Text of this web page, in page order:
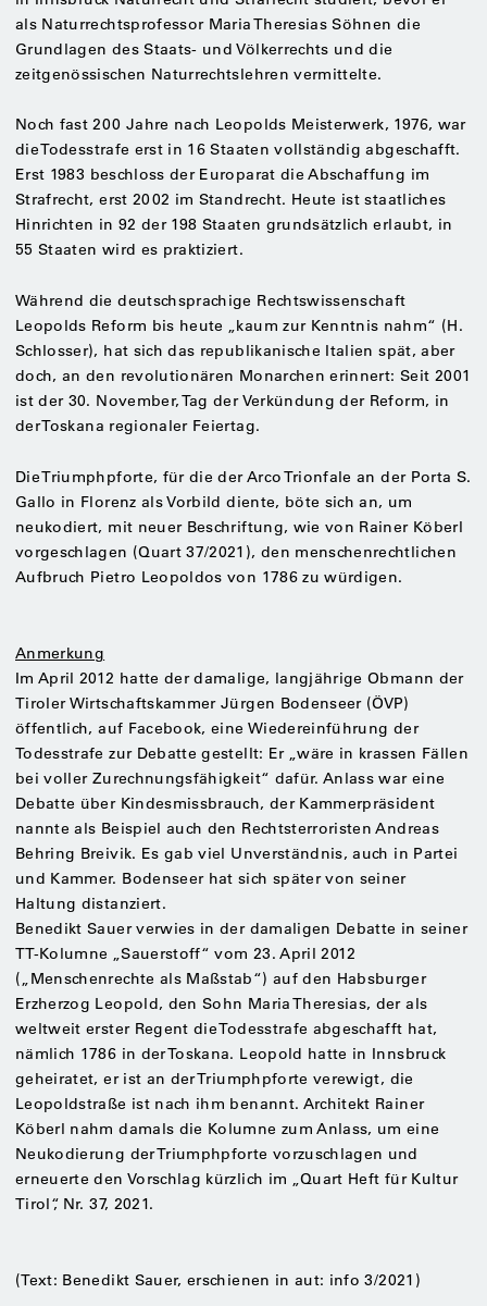
als Naturrechtsprofessor Maria Theresias Söhnen die
Grundlagen des Staats- und Völkerrechts und die
zeitgenössischen Naturrechtslehren vermittelte.
Noch fast 200 Jahre nach Leopolds Meisterwerk, 1976, war
die Todesstrafe erst in 16 Staaten vollständig abgeschafft.
Erst 1983 beschloss der Europarat die Abschaffung im
Strafrecht, erst 2002 im Standrecht. Heute ist staatliches
Hinrichten in 92 der 198 Staaten grundsätzlich erlaubt, in
55 Staaten wird es praktiziert.
Während die deutschsprachige Rechtswissenschaft
Leopolds Reform bis heute „kaum zur Kenntnis nahm“ (H.
Schlosser), hat sich das republikanische Italien spät, aber
doch, an den revolutionären Monarchen erinnert: Seit 2001
ist der 30. November, Tag der Verkündung der Reform, in
der Toskana regionaler Feiertag.
Die Triumphpforte, für die der Arco Trionfale an der Porta S.
Gallo in Florenz als Vorbild diente, böte sich an, um
neukodiert, mit neuer Beschriftung, wie von Rainer Köberl
vorgeschlagen (Quart 37/2021), den menschenrechtlichen
Aufbruch Pietro Leopoldos von 1786 zu würdigen.
Anmerkung
Im April 2012 hatte der damalige, langjährige Obmann der
Tiroler Wirtschaftskammer Jürgen Bodenseer (ÖVP)
öffentlich, auf Facebook, eine Wiedereinführung der
Todesstrafe zur Debatte gestellt: Er „wäre in krassen Fällen
bei voller Zurechnungsfähigkeit“ dafür. Anlass war eine
Debatte über Kindesmissbrauch, der Kammerpräsident
nannte als Beispiel auch den Rechtsterroristen Andreas
Behring Breivik. Es gab viel Unverständnis, auch in Partei
und Kammer. Bodenseer hat sich später von seiner
Haltung distanziert.
Benedikt Sauer verwies in der damaligen Debatte in seiner
TT-Kolumne „Sauerstoff“ vom 23. April 2012
(„Menschenrechte als Maßstab“) auf den Habsburger
Erzherzog Leopold, den Sohn Maria Theresias, der als
weltweit erster Regent die Todesstrafe abgeschafft hat,
nämlich 1786 in der Toskana. Leopold hatte in Innsbruck
geheiratet, er ist an der Triumphpforte verewigt, die
Leopoldstraße ist nach ihm benannt. Architekt Rainer
Köberl nahm damals die Kolumne zum Anlass, um eine
Neukodierung der Triumphpforte vorzuschlagen und
erneuerte den Vorschlag kürzlich im „Quart Heft für Kultur
Tirol“, Nr. 37, 2021.
(Text: Benedikt Sauer, erschienen in aut: info 3/2021)